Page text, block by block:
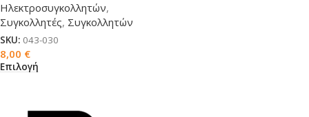
Ηλεκτροσυγκολλητών,
Συγκολλητές, Συγκολλητών
SKU: 043-030
8,00 €
Επιλογή